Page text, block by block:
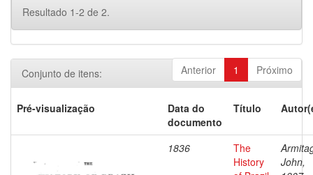
Resultado 1-2 de 2.
Anterior 1 Próximo
Conjunto de itens:
Pré-visualização
Data do
documento
Título
1836
The
History
John,